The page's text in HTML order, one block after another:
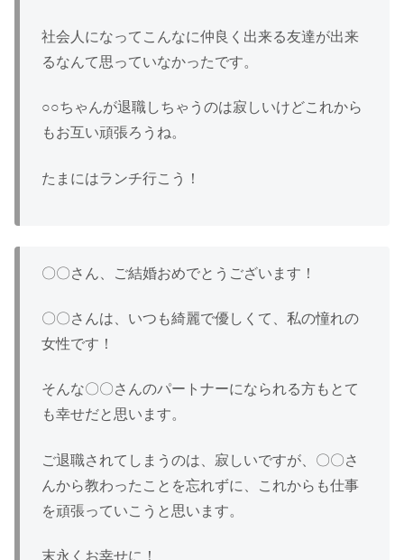
社会人になってこんなに仲良く出来る友達が出来
るなんて思っていなかったです。
○○ちゃんが退職しちゃうのは寂しいけどこれから
もお互い頑張ろうね。
たまにはランチ行こう！
〇〇さん、ご結婚おめでとうございます！
〇〇さんは、いつも綺麗で優しくて、私の憧れの
女性です！
そんな〇〇さんのパートナーになられる方もとて
も幸せだと思います。
ご退職されてしまうのは、寂しいですが、〇〇さ
んから教わったことを忘れずに、これからも仕事
を頑張っていこうと思います。
末永くお幸せに！